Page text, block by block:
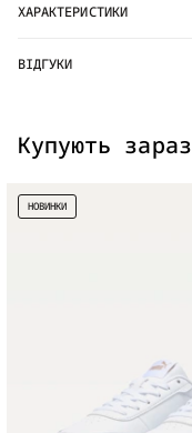
ХАРАКТЕРИСТИКИ
ВІДГУКИ
Купують зараз
НОВИНКИ